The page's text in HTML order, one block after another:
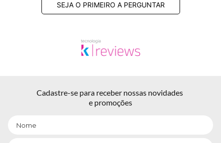
SEJA O PRIMEIRO A PERGUNTAR
Cadastre-se para receber nossas novidades
e promoções